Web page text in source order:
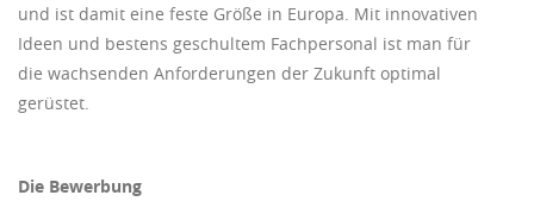
und ist damit eine feste Größe in Europa. Mit innovativen
Ideen und bestens geschultem Fachpersonal ist man für
die wachsenden Anforderungen der Zukunft optimal
gerüstet.
Die Bewerbung